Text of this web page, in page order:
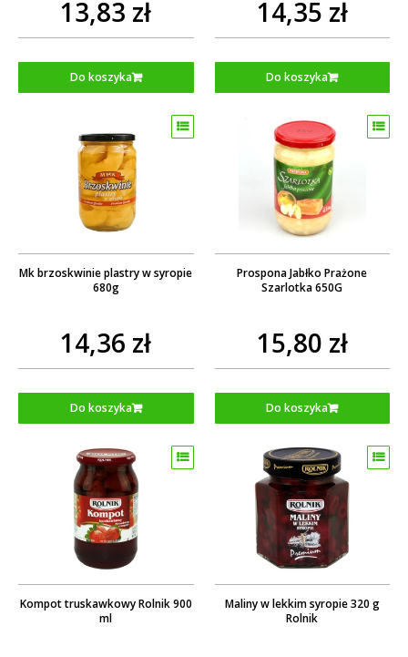
13,83 zł
Do koszyka
14,35 zł
Do koszyka
Mk brzoskwinie plastry w syropie
680g
14,36 zł
Do koszyka
Prospona Jabłko Prażone
Szarlotka 650G
15,80 zł
Do koszyka
Kompot truskawkowy Rolnik 900
ml
Maliny w lekkim syropie 320 g
Rolnik